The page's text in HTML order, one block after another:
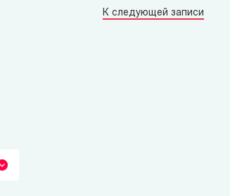
К следующей записи